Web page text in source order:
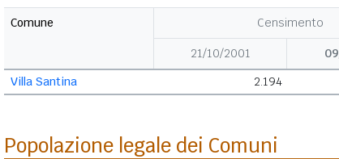
Comune Censimento
21/10/2001
Villa Santina
2.194
Popolazione legale dei Comuni